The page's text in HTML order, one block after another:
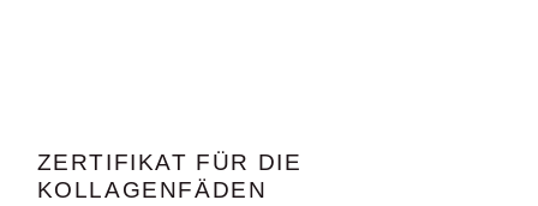
ZERTIFIKAT FÜR DIE
KOLLAGENFÄDEN